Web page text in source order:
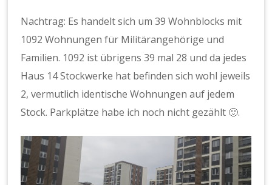
Nachtrag: Es handelt sich um 39 Wohnblocks mit
1092 Wohnungen für Militärangehörige und
Familien. 1092 ist übrigens 39 mal 28 und da jedes
Haus 14 Stockwerke hat befinden sich wohl jeweils
2, vermutlich identische Wohnungen auf jedem
Stock. Parkplätze habe ich noch nicht gezählt 🙂.